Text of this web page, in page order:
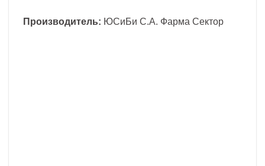
Производитель: ЮСиБи С.А. Фарма Сектор